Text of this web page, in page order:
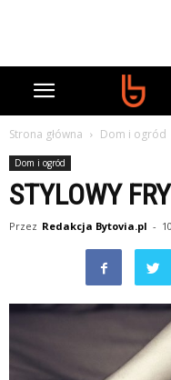
Strona główna Dom i ogród
Dom i ogród
STYLOWY
Przez Redakcja Bytovia.pl -